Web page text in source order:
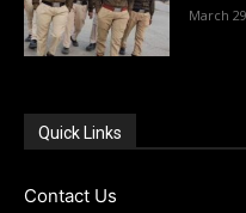
March
Quick Links
Contact Us